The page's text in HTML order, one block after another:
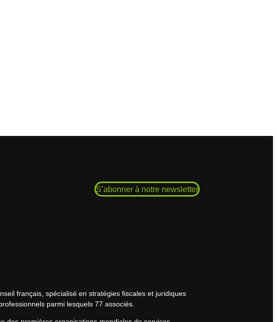
S’abonner à notre newsletter
français, spécialisé en stratégies fiscales et juridiques
parmi lesquels 77 associés.